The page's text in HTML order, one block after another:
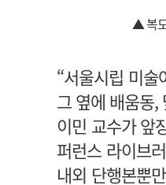
▲ 복
“서울시립 미술
그 옆에 배움동,
이민 교수가 앞
퍼런스 라이브
내외 단행본뿐